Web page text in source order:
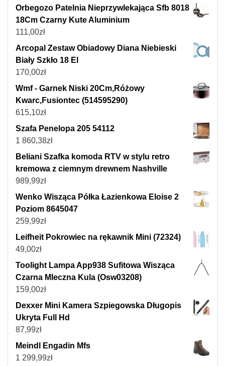
Orbegozo Patelnia Nieprzywlekająca Sfb 8018
18Cm Czarny Kute Aluminium
111,00zł
Arcopal Zestaw Obiadowy Diana Niebieski
Biały Szkło 18 El
170,00zł
Wmf - Garnek Niski 20Cm,Różowy
Kwarc,Fusiontec (514595290)
615,10zł
Szafa Penelopa 205 54112
1 860,38zł
Beliani Szafka komoda RTV w stylu retro
kremowa z ciemnym drewnem Nashville
989,99zł
Wenko Wisząca Półka Łazienkowa Eloise 2
Poziom 8645047
259,99zł
Leifheit Pokrowiec na rękawnik Mini (72324)
49,00zł
Toolight Lampa App938 Sufitowa Wisząca
Czarna Mleczna Kula (Osw03208)
159,00zł
Dexxer Mini Kamera Szpiegowska Długopis
Ukryta Full Hd
87,99zł
Meindl Engadin Mfs
1 299,99zł